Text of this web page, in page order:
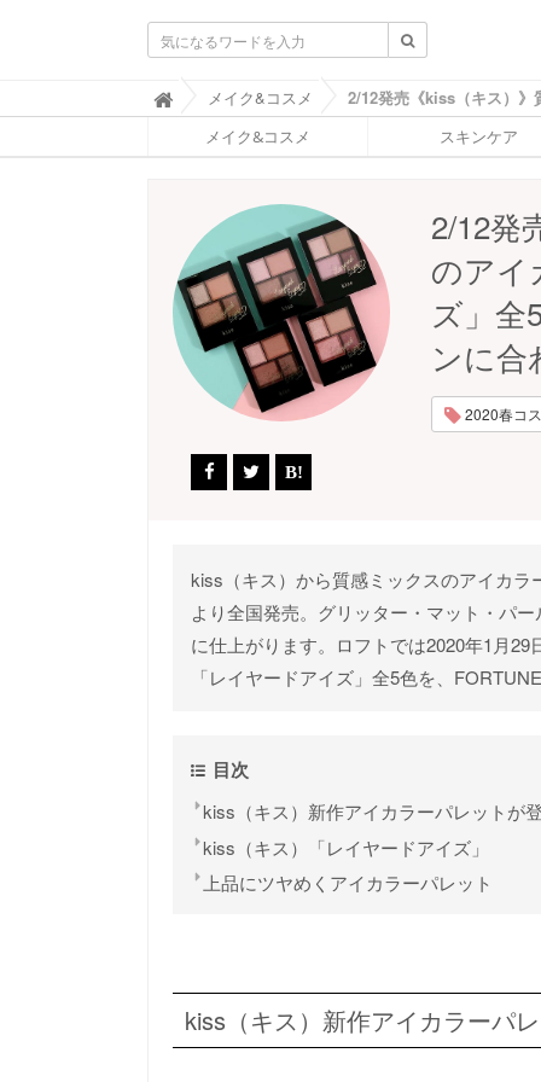
ふ
ぉ
ち
O
R
T
U
N
メイク&コスメ
メイク&コスメ スキンケア
2/12発
のアイ
ズ」全
ンに
2020春コ
kiss（キス）から質感ミックスのアイカ
より全国発売。グリッター・マット・パ
に仕上がります。ロフトでは2020年1月
「レイヤードアイズ」全5色を、
目次
kiss（キス）新作アイカラーパレットが
kiss（キス）「レイヤードアイズ」
上品にツヤめくアイカラーパレット
kiss（キス）新作アイカラーパ